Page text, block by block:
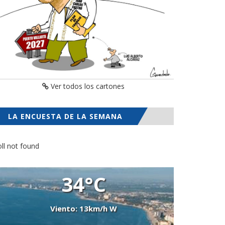
Ver todos los cartones
LA ENCUESTA DE LA SEMANA
not found
34°C
Viento: 13km/h W